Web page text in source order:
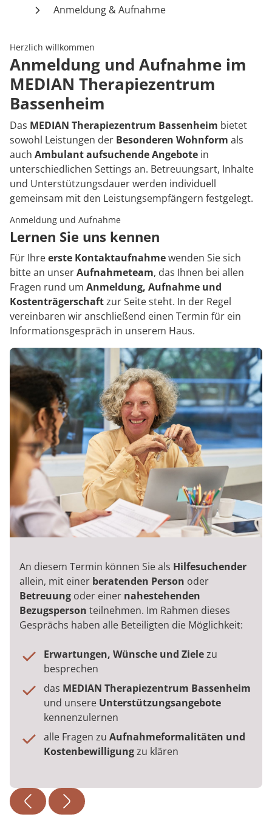
KarriereAnmeldung & Aufnahme
Herzlich willkommen
Anmeldung und Aufnahme im
MEDIAN Therapiezentrum
Bassenheim
Das MEDIAN Therapiezentrum Bassenheim bietet
sowohl Leistungen der Besonderen Wohnform als
auch Ambulant aufsuchende Angebote in
unterschiedlichen Settings an. Betreuungsart, Inhalte
und Unterstützungsdauer werden individuell
gemeinsam mit den Leistungsempfängern festgelegt.
Anmeldung und Aufnahme
Lernen Sie uns kennen
Für Ihreerste Kontaktaufnahmewenden Sie sich
bitte an unserAufnahmeteam, das Ihnen bei allen
Fragen rund um Anmeldung, Aufnahme und
Kostenträgerschaftzur Seite steht. In der Regel
vereinbaren wir anschließend einen Termin für ein
Informationsgespräch in unserem Haus.
An diesem Termin können Sie als Hilfesuchender
allein, mit einer beratenden Person oder
Betreuung oder einer nahestehenden
Bezugsperson teilnehmen. Im Rahmen dieses
Gesprächs haben alle Beteiligten die Möglichkeit:
Erwartungen, Wünsche und Zielezu
besprechen
das MEDIAN Therapiezentrum Bassenheim
und unsere Unterstützungsangebote
kennenzulernen
alle Fragen zu Aufnahmeformalitäten und
Kostenbewilligungzu klären